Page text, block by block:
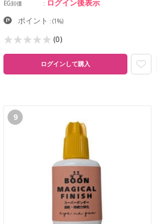
EG卸価 ログイン後表示
ポイント :(1%)
(0)
ログインして購入
9